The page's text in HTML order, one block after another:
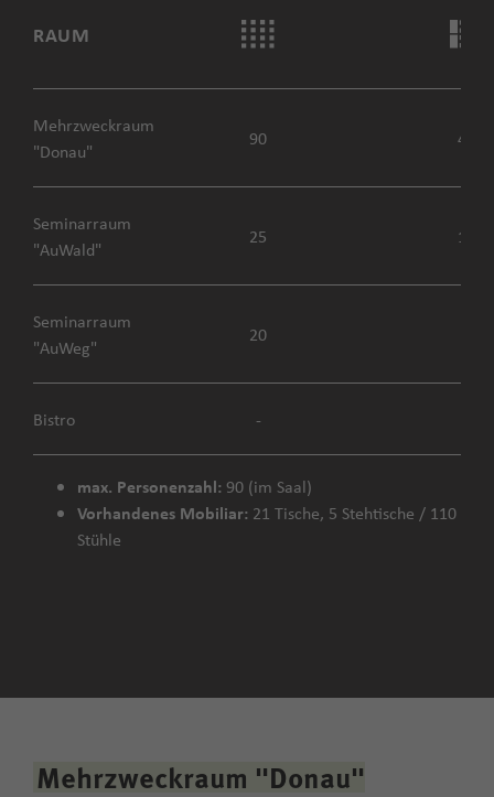
RAUM
Mehrzweckraum
"Donau"
90 40
Seminarraum
"AuWald"
25 12
Seminarraum
"AuWeg"
20
Bistro -
max. Personenzahl: 90 (im Saal)
Vorhandenes Mobiliar: 21 Tische, 5 Stehtische / 110
Stühle
Mehrzweckraum "Donau"